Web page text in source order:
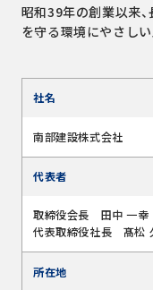
昭和39年の創業以来
を守る環境にやさし
社名
南部建設株式会社
代表者
取締役会長 田中 一幸
代表取締役社長 髙松
所在地